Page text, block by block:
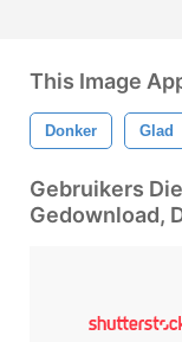
This Image
Donker Glad
Gebruikers
Gedownload,